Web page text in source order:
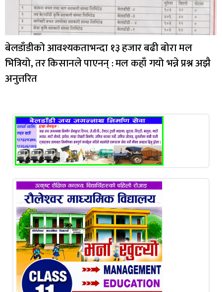
बेलडाँडीको आवश्यकताभन्दा १३ हजार बढी बोरा मल
भित्रियो, तर किसानले पाएनन् : मल कहाँ गयो भन्ने प्रश्न अझै
अनुत्तरित